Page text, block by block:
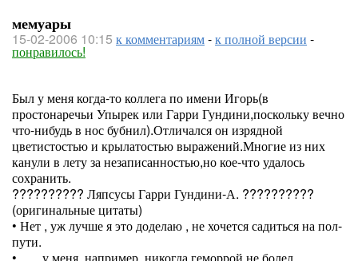
мемуары
15-02-2006 10:15 к комментариям-к полной версии -
понравилось!
Был у меня когда-то коллега по имени Игорь(в
простонаречьи Упырек или Гарри Гундини,поскольку вечно
что-нибудь в нос бубнил).Отличался он изрядной
цветистостью и крылатостью выражений.Многие из них
канули в лету за незаписанностью,но кое-что удалось
сохранить.
?????????? Ляпсусы Гарри Гундини-А. ??????????
(оригинальные цитаты)
• Нет , уж лучше я это доделаю , не хочется садиться на пол-
пути.